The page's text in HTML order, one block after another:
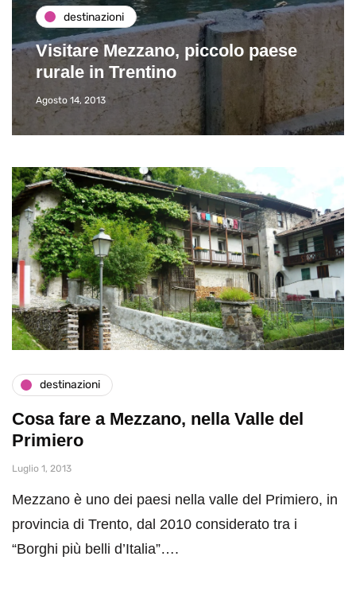
destinazioni
Visitare Mezzano, piccolo paese
rurale in Trentino
Agosto 14, 2013
destinazioni
Cosa fare a Mezzano, nella Valle del
Primiero
Luglio 1, 2013
Mezzano è uno dei paesi nella valle del Primiero, in
provincia di Trento, dal 2010 considerato tra i
“Borghi più belli d’Italia”….